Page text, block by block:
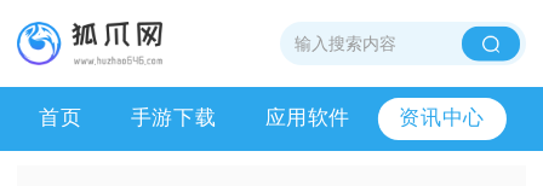
首页 手游下载 应用软件 资讯中心